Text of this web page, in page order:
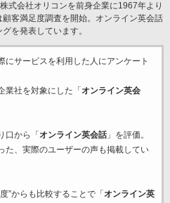
式会社オリコンを前身企業に1967年より
客満足度調査を開始。オンライン英会話
を発表しています。
にサービスを利用した 人にアンケート
業社を対象にした「 オンライン英会
口から「 オンライン英会話」を評価。
た、実際のユーザーの声も掲載してい
”からも比較することで「 オンライン英